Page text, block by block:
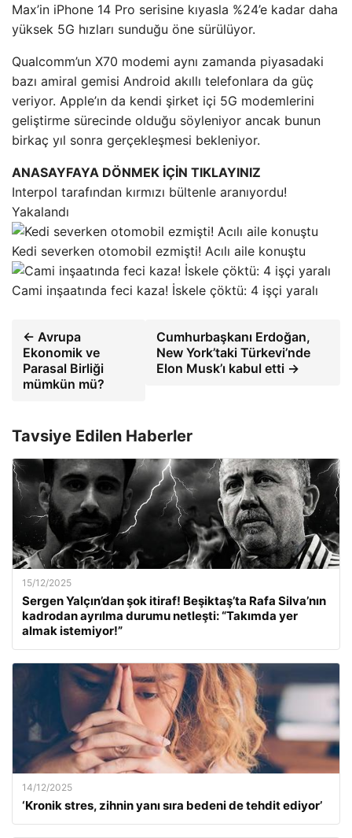
Max’in iPhone 14 Pro serisine kıyasla %24’e kadar daha
yüksek 5G hızları sunduğu öne sürülüyor.
Qualcomm’un X70 modemi aynı zamanda piyasadaki
bazı amiral gemisi Android akıllı telefonlara da güç
veriyor. Apple’ın da kendi şirket içi 5G modemlerini
geliştirme sürecinde olduğu söyleniyor ancak bunun
birkaç yıl sonra gerçekleşmesi bekleniyor.
ANASAYFAYA DÖNMEK İÇİN TIKLAYINIZ
Interpol tarafından kırmızı bültenle aranıyordu!
Yakalandı
Kedi severken otomobil ezmişti! Acılı aile konuştu
Cami inşaatında feci kaza! İskele çöktü: 4 işçi yaralı
← Avrupa
Ekonomik ve
Parasal Birliği
mümkün mü?
Cumhurbaşkanı Erdoğan,
New York’taki Türkevi’nde
Elon Musk’ı kabul etti →
Tavsiye Edilen Haberler
15/12/2025
Sergen Yalçın’dan şok itiraf! Beşiktaş’ta Rafa Silva’nın
kadrodan ayrılma durumu netleşti: “Takımda yer
almak istemiyor!”
14/12/2025
‘Kronik stres, zihnin yanı sıra bedeni de tehdit ediyor’